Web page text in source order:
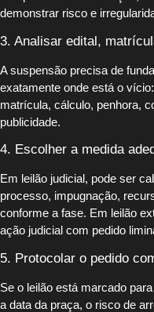
demonstrar risco e
3. Analisar edital,
A suspensão precisa de
exatamente onde está o
matrícula, cálculo, penhora,
publicidade.
4. Escolher a medida
Em leilão judicial, pode ser
processo, impugnação,
conforme a fase. Em leilão
ação judicial com pedido
5. Protocolar o pedido
Se o leilão está marcado
a data da praça, o risco de